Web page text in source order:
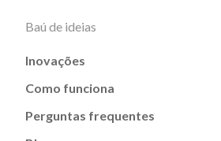
Baú de ideias
Inovações
Como funciona
Perguntas frequentes